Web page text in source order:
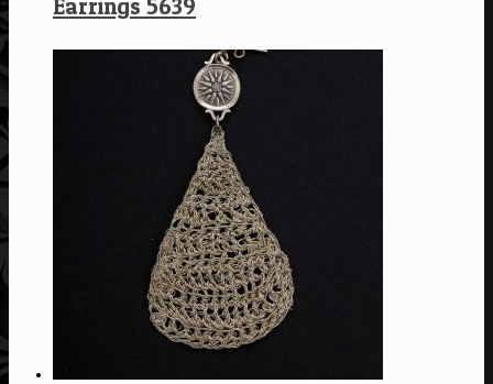
Earrings 5639